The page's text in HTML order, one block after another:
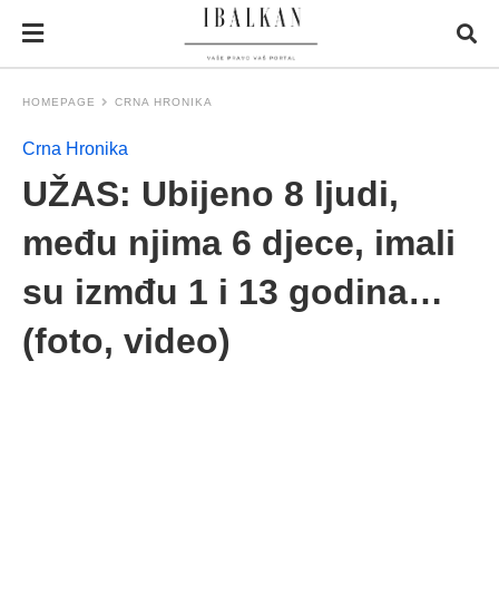
HOMEPAGE CRNA HRONIKA
Crna Hronika
UŽAS: Ubijeno 8 ljudi,
među njima 6 djece, imali
su izmđu 1 i 13 godina…
(foto, video)